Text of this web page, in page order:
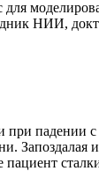
НИИ,
при
Запоздалая